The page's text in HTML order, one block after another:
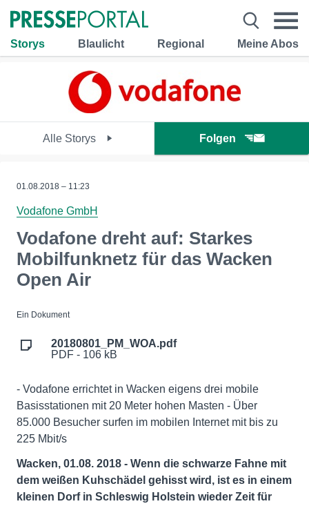
Storys Blaulicht Regional Meine Abos
Alle Storys Folgen
01.08.2018 – 11:23
Vodafone GmbH
Vodafone dreht auf: Starkes
Mobilfunknetz für das Wacken
Open Air
Ein Dokument
20180801_PM_WOA.pdf
PDF - 106 kB
- Vodafone errichtet in Wacken eigens drei mobile
Basisstationen mit 20 Meter hohen Masten - Über
85.000 Besucher surfen im mobilen Internet mit bis zu
225 Mbit/s
Wacken, 01.08. 2018 - Wenn die schwarze Fahne mit
dem weißen Kuhschädel gehisst wird, ist es in einem
kleinen Dorf in Schleswig Holstein wieder Zeit für